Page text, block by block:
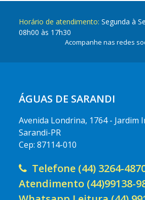
Horário de atendimento: Segunda à
08h00 às 17h30
Acompanhe nas redes
ÁGUAS DE SARANDI
Avenida Londrina, 1764 - Jardim
Sarandi-PR
Cep: 87114-010
Telefone (44) 3264-
Atendimento (44)99138-